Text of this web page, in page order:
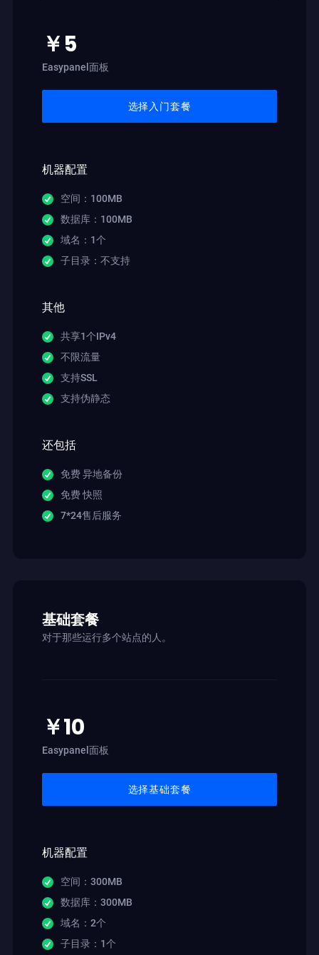
￥5
Easypanel面板
选择入门套餐
机器配置
空间：100MB
数据库：100MB
域名：1个
子目录：不支持
其他
共享1个IPv4
不限流量
支持SSL
支持伪静态
还包括
免费 异地备份
免费 快照
7*24售后服务
基础套餐
对于那些运行多个站点的人。
￥10
Easypanel面板
选择基础套餐
机器配置
空间：300MB
数据库：300MB
域名：2个
子目录：1个